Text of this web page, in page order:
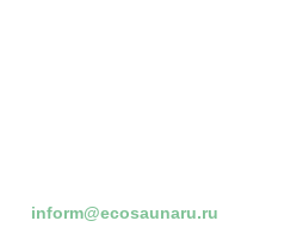
inform@ecosaunaru.ru